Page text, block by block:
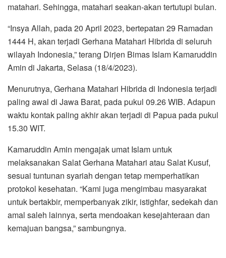
matahari. Sehingga, matahari seakan-akan tertutupi bulan.
“Insya Allah, pada 20 April 2023, bertepatan 29 Ramadan
1444 H, akan terjadi Gerhana Matahari Hibrida di seluruh
wilayah Indonesia,” terang Dirjen Bimas Islam Kamaruddin
Amin di Jakarta, Selasa (18/4/2023).
Menurutnya, Gerhana Matahari Hibrida di Indonesia terjadi
paling awal di Jawa Barat, pada pukul 09.26 WIB. Adapun
waktu kontak paling akhir akan terjadi di Papua pada pukul
15.30 WIT.
Kamaruddin Amin mengajak umat Islam untuk
melaksanakan Salat Gerhana Matahari atau Salat Kusuf,
sesuai tuntunan syariah dengan tetap memperhatikan
protokol kesehatan. “Kami juga mengimbau masyarakat
untuk bertakbir, memperbanyak zikir, istighfar, sedekah dan
amal saleh lainnya, serta mendoakan kesejahteraan dan
kemajuan bangsa,” sambungnya.